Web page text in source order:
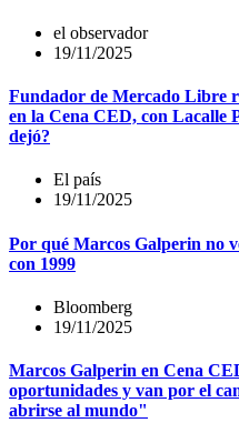
el observador
19/11/2025
Fundador de Mercado Libre
en la Cena CED, con Lacalle
dejó?
El país
19/11/2025
Por qué Marcos Galperin no
con 1999
Bloomberg
19/11/2025
Marcos Galperin en Cena
oportunidades y van por el
abrirse al mundo"